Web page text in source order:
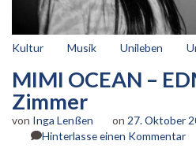
Kultur Musik Unileben
MIMI OCEAN –
Zimmer
von Inga Lenßen on 27. Oktober
Hinterlasse einen Kommentarzu